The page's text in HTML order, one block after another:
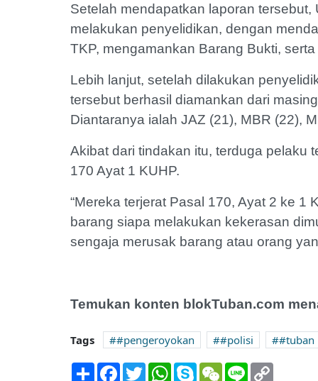
Setelah mendapatkan laporan
melakukan penyelidikan, dengan
TKP, mengamankan Barang Bukti,
Lebih lanjut, setelah dilakukan
tersebut berhasil diamankan dari
Diantaranya ialah JAZ (21), MBR (22),
Akibat dari tindakan itu, terduga pelaku
170 Ayat 1 KUHP.
“Mereka terjerat Pasal 170, Ayat 2 ke 1
barang siapa melakukan kekerasan
sengaja merusak barang atau orang
Temukan konten blokTuban.com
Tags #pengeroyokan #polisi #tuban
Share Facebook
TwitterWhatsApp
SkypeWeChatLine